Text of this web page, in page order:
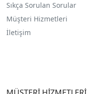
Sıkça Sorulan Sorular
Müşteri Hizmetleri
İletişim